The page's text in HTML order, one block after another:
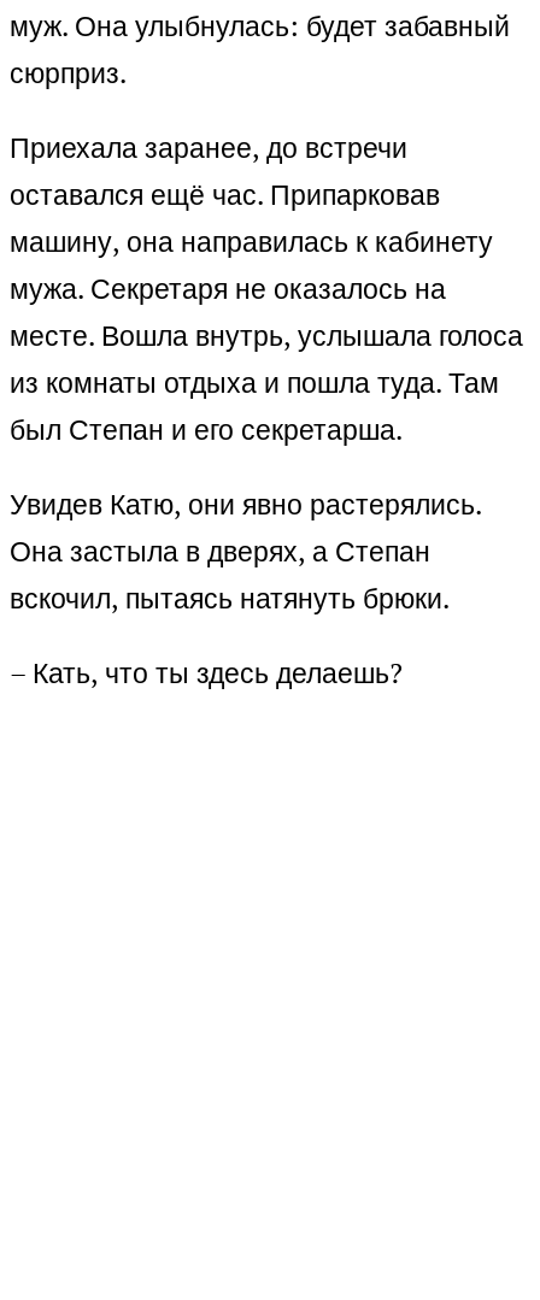
муж. Она улыбнулась: будет забавный
сюрприз.
Приехала заранее, до встречи
оставался ещё час. Припарковав
машину, она направилась к кабинету
мужа. Секретаря не оказалось на
месте. Вошла внутрь, услышала голоса
из комнаты отдыха и пошла туда. Там
был Степан и его секретарша.
Увидев Катю, они явно растерялись.
Она застыла в дверях, а Степан
вскочил, пытаясь натянуть брюки.
– Кать, что ты здесь делаешь?